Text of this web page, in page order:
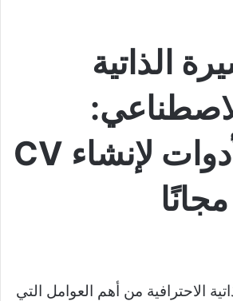
الذاتية
أفضل الأدوات لإنشاء CV
الاحترافية من أهم العوامل التي